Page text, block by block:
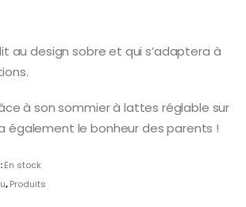
au design sobre et qui s’adaptera à
à son sommier à lattes réglable sur
également le bonheur des parents !
En stock
,Produits